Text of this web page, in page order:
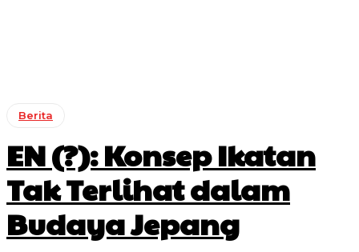
Berita
EN (?): Konsep Ikatan
Tak Terlihat dalam
Budaya Jepang